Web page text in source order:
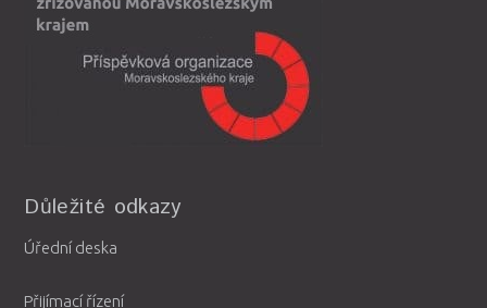
Důležité odkazy
Úřední deska
Přijímací řízení